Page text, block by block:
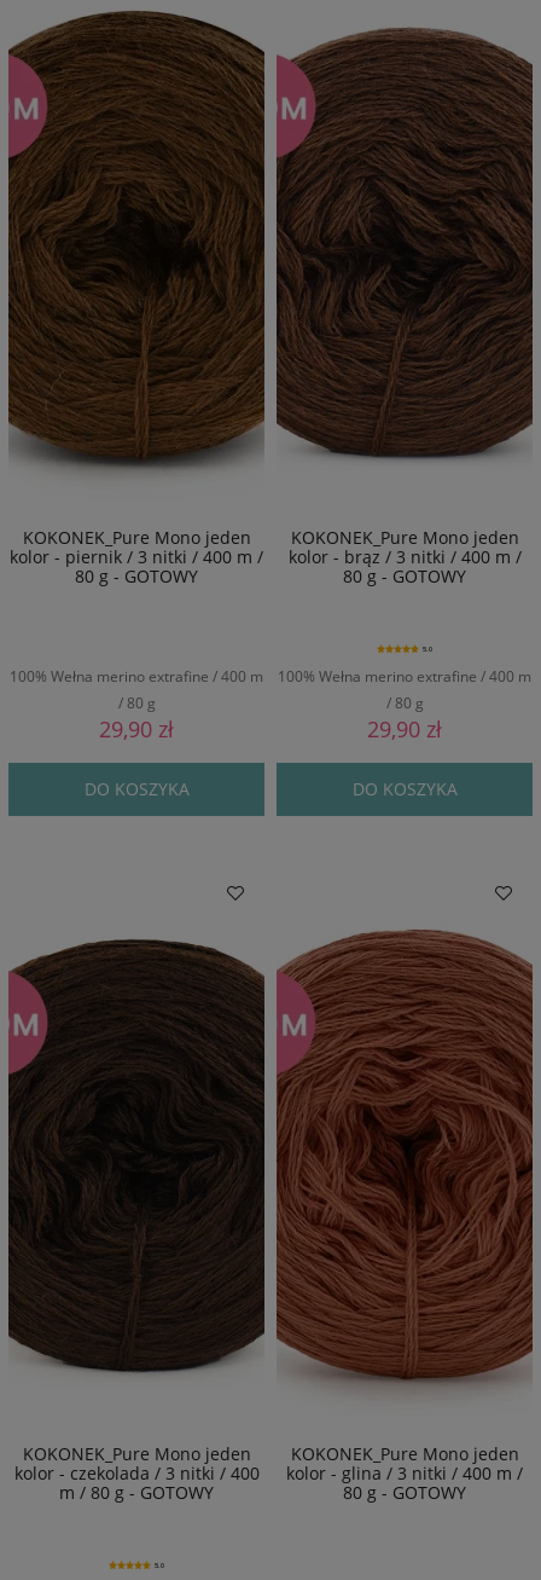
KOKONEK_Pure Mono jeden
kolor - piernik / 3 nitki / 400 m /
80 g - GOTOWY
100% Wełna merino extrafine / 400 m
/ 80 g
29,90 zł
DO KOSZYKA
KOKONEK_Pure Mono jeden
kolor - brąz / 3 nitki / 400 m /
80 g - GOTOWY
100% Wełna merino extrafine / 400 m
/ 80 g
5.0
29,90 zł
DO KOSZYKA
KOKONEK_Pure Mono jeden
kolor - czekolada / 3 nitki / 400
m / 80 g - GOTOWY
5.0
KOKONEK_Pure Mono jeden
kolor - glina / 3 nitki / 400 m /
80 g - GOTOWY